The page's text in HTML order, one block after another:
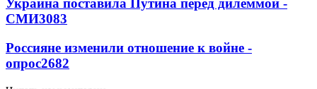
Украина поставила Путина перед дилеммой -
СМИ3083
Россияне изменили отношение к войне -
опрос2682